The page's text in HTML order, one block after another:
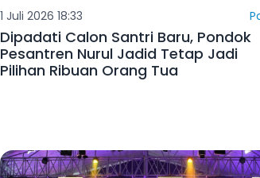
Dipadati Calon Santri Baru, Pondok
Pesantren Nurul Jadid Tetap Jadi
Pilihan Ribuan Orang Tua